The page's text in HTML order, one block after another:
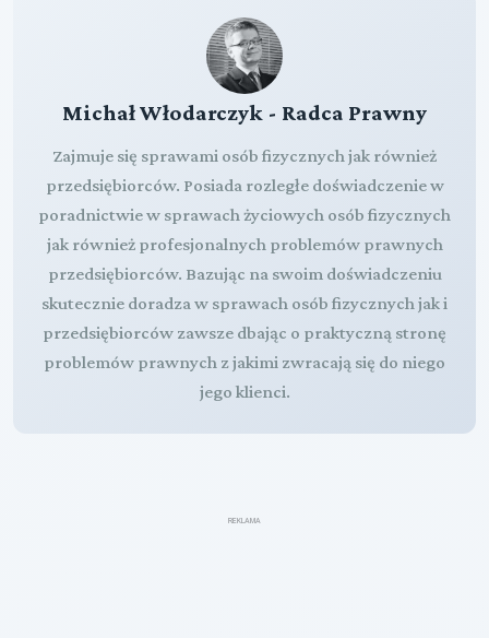
Michał Włodarczyk - Radca Prawny
Zajmuje się sprawami osób fizycznych jak również
przedsiębiorców. Posiada rozległe doświadczenie w
poradnictwie w sprawach życiowych osób fizycznych
jak również profesjonalnych problemów prawnych
przedsiębiorców. Bazując na swoim doświadczeniu
skutecznie doradza w sprawach osób fizycznych jak i
przedsiębiorców zawsze dbając o praktyczną stronę
problemów prawnych z jakimi zwracają się do niego
jego klienci.
REKLAMA